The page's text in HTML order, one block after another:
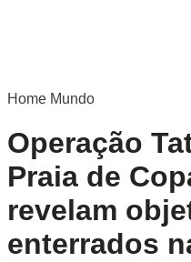
Home Mundo
Operação
Praia de
revelam
enterrados